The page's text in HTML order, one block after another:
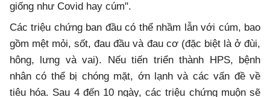
giống như Covid hay cúm".
Các triệu chứng ban đầu có thể nhầm lẫn với cúm, bao
gồm mệt mỏi, sốt, đau đầu và đau cơ (đặc biệt là ở đùi,
hông, lưng và vai). Nếu tiến triển thành HPS, bệnh
nhân có thể bị chóng mặt, ớn lạnh và các vấn đề về
tiêu hóa. Sau 4 đến 10 ngày, các triệu chứng muộn sẽ